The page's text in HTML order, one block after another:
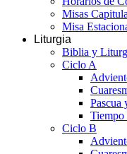
Misas
Misa
Liturgia
Biblia y
Ciclo A
Pascua
Ciclo B